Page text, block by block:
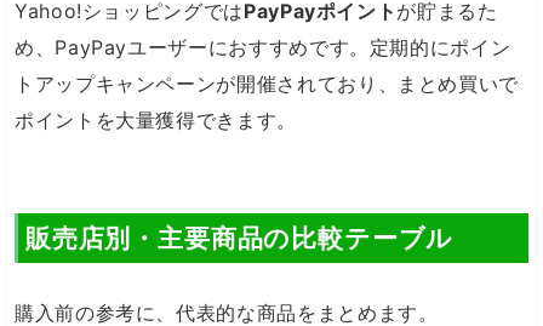
Yahoo!ショッピングではPayPayポイント が貯まるた
め、PayPayユーザーにおすすめです。定期的にポイン
トアップキャンペーンが開催されており、まとめ買いで
ポイントを大量獲得できます。
販売店別・主要商品の比較テーブル
購入前の参考に、代表的な商品をまとめます。